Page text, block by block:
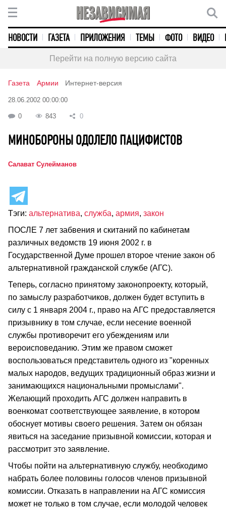
НОВОСТИ ГАЗЕТА ПРИЛОЖЕНИЯ ТЕМЫ ФОТО ВИДЕО
Перейти на полную версию сайта
Газета Армии Интернет-версия
28.06.2002 00:00:00
0 843 0
МИНОБОРОНЫ ОДОЛЕЛО ПАЦИФИСТОВ
Салават Сулейманов
Тэги: альтернатива, служба, армия, закон
ПОСЛЕ 7 лет забвения и скитаний по кабинетам
различных ведомств 19 июня 2002 г. в
Государственной Думе прошел второе чтение закон об
альтернативной гражданской службе (АГС).
Теперь, согласно принятому законопроекту, который,
по замыслу разработчиков, должен будет вступить в
силу с 1 января 2004 г., право на АГС предоставляется
призывнику в том случае, если несение военной
службы противоречит его убеждениям или
вероисповеданию. Этим же правом сможет
воспользоваться представитель одного из "коренных
малых народов, ведущих традиционный образ жизни и
занимающихся национальными промыслами".
Желающий проходить АГС должен направить в
военкомат соответствующее заявление, в котором
обоснует мотивы своего решения. Затем он обязан
явиться на заседание призывной комиссии, которая и
рассмотрит это заявление.
Чтобы пойти на альтернативную службу, необходимо
набрать более половины голосов членов призывной
комиссии. Отказать в направлении на АГС комиссия
может не только в том случае, если молодой человек